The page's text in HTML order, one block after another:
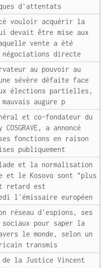
d'attentats
vouloir acquérir la
devait être mise aux
vente a été
négociations directe
au pouvoir au
sévère défaite face
élections partielles,
augure p
et co-fondateur du
a annoncé
fonctions en raison
publiquement
et la normalisation
et le Kosovo sont "plus
retard est
l'émissaire européen
réseau d'espions, ses
pour saper la
le monde, selon un
transmis
la Justice Vincent